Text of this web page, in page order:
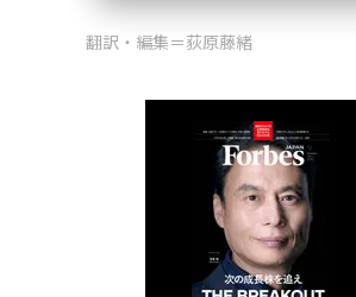
翻訳・編集＝荻原藤緒